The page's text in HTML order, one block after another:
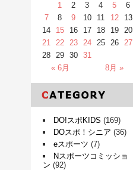
« 6月 8月 »
1 2 3 4 5
6
7
8 9 10 11 12
13
14
15 16 17 18 19
20
21 22 23 24 25 26
27
28 29 30 31
DO!スポKIDS (169)
DOスポ！シニア (36)
eスポーツ (7)
Nスポーツコミッショ
ン (92)